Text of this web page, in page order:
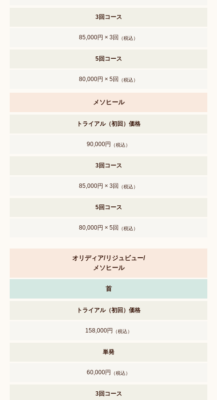
3回コース
85,000円 × 3回 （税込）
5回コース
80,000円 × 5回 （税込）
メソヒール
トライアル（初回）価格
90,000円 （税込）
3回コース
85,000円 × 3回 （税込）
5回コース
80,000円 × 5回 （税込）
オリディア/リジュビュー/
メソヒール
首
トライアル（初回）価格
158,000円 （税込）
単発
60,000円 （税込）
3回コース